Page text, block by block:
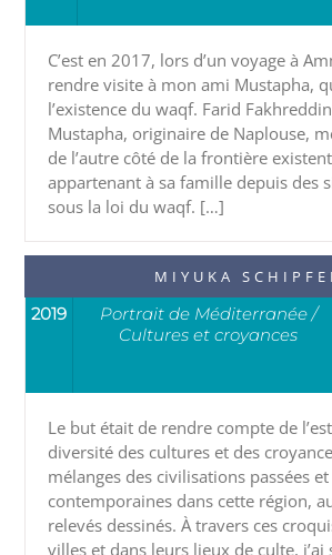
C’est en 2017, lors d’un voyage à
rendre visite à mon ami Mustapha,
l’existence du waqf. Farid
Mustapha, originaire de Naplouse,
de l’autre côté de la frontière
appartenant à sa famille depuis des
sous la loi du waqf. […]
MIYUKA
2019
Portrait de Méditerranée /
Cultures et croyances
Le but était de rendre compte de
diversité des cultures et des
mélanges des civilisations passées et
contemporaines dans cette région,
relevés dessinés. À travers ces
villes et dans leurs lieux de culte, j’ai